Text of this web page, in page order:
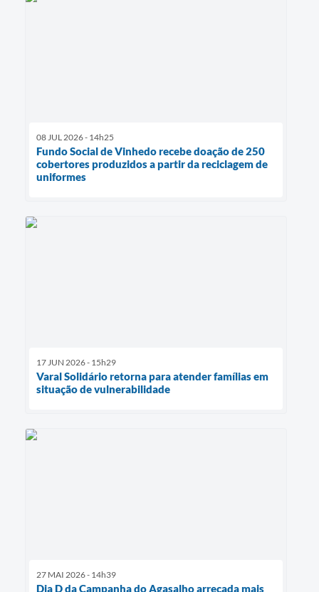
08 JUL 2026 - 14h25
Fundo Social de Vinhedo recebe doação de 250
cobertores produzidos a partir da reciclagem de
uniformes
17 JUN 2026 - 15h29
Varal Solidário retorna para atender famílias em
situação de vulnerabilidade
27 MAI 2026 - 14h39
Dia D da Campanha do Agasalho arrecada mais